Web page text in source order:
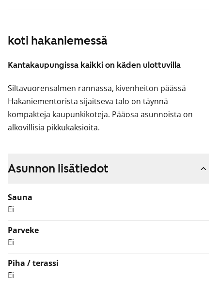
koti hakaniemessä
Kantakaupungissa kaikki on käden ulottuvilla
Siltavuorensalmen rannassa, kivenheiton päässä
Hakaniementorista sijaitseva talo on täynnä
kompakteja kaupunkikoteja. Pääosa asunnoista on
alkovillisia pikkukaksioita.
Asunnon lisätiedot
Sauna
Ei
Parveke
Ei
Piha / terassi
Ei